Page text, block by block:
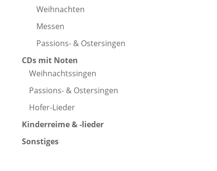
Weihnachten
Messen
Passions- & Ostersingen
CDs mit Noten
Weihnachtssingen
Passions- & Ostersingen
Hofer-Lieder
Kinderreime & -lieder
Sonstiges